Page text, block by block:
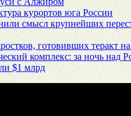
курортов юга России
смысл крупнейших
готовивших теракт на
комплекс: за ночь над
$1 млрд